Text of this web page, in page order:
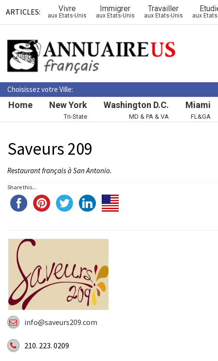
ARTICLES: Vivre
aux Etats-Unis
Immigrer
aux Etats-Unis
Travailler
aux Etats-Unis aux
Choisissez votre Ville:
Home New York
Tri-State
Washington D.C.
MD & PA & VA
Miami
FL&GA
Saveurs 209
Restaurant français à San Antonio.
Share this...
info@saveurs209.com
210. 223. 0209